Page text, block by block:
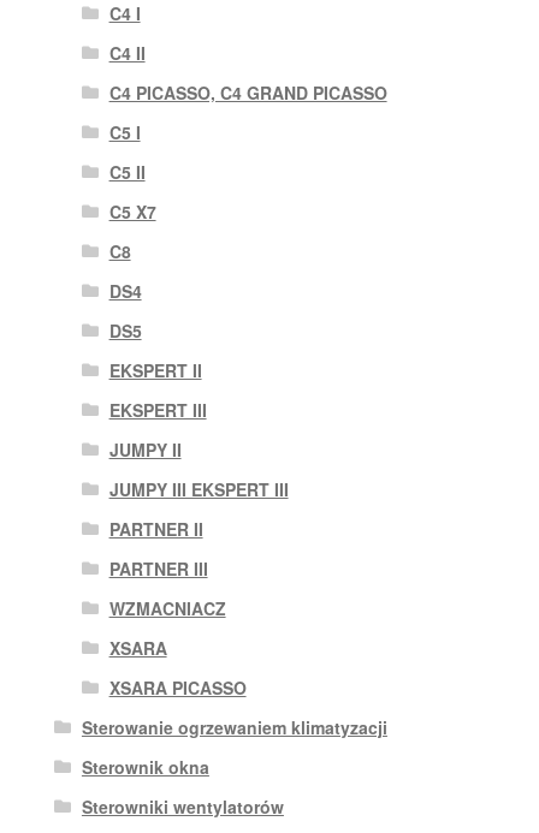
C4 I
C4 II
C4 PICASSO, C4 GRAND PICASSO
C5 I
C5 II
C5 X7
C8
DS4
DS5
EKSPERT II
EKSPERT III
JUMPY II
JUMPY III EKSPERT III
PARTNER II
PARTNER III
WZMACNIACZ
XSARA
XSARA PICASSO
Sterowanie ogrzewaniem klimatyzacji
Sterownik okna
Sterowniki wentylatorów